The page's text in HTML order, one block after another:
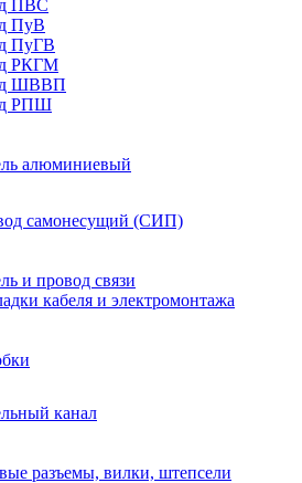
ПВС
ПуВ
ПуГВ
РКГМ
ШВВП
РПШ
алюминиевый
самонесущий (СИП)
и провод связи
кабеля и электромонтажа
канал
разъемы, вилки, штепсели